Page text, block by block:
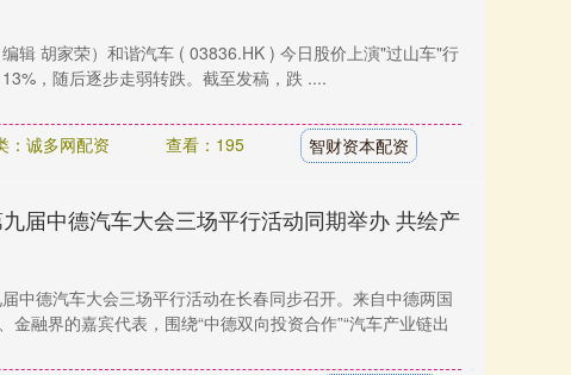
辑 胡家荣）和谐汽车 ( 03836.HK ) 今日股价上演"过山车"行
，随后逐步走弱转跌。截至发稿，跌 ....
：诚多网配资 查看：195 智财资本配资
届中德汽车大会三场平行活动同期举办 共绘产
中德汽车大会三场平行活动在长春同步召开。来自中德两国
金融界的嘉宾代表，围绕“中德双向投资合作”“汽车产业链出